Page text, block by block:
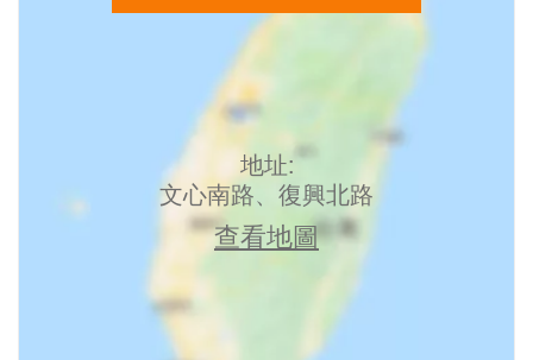
地址:
文心南路、復興北路
查看地圖